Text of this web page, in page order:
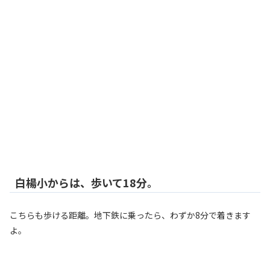
白楊小からは、歩いて18分。
こちらも歩ける距離。地下鉄に乗ったら、わずか8分で着きます
よ。